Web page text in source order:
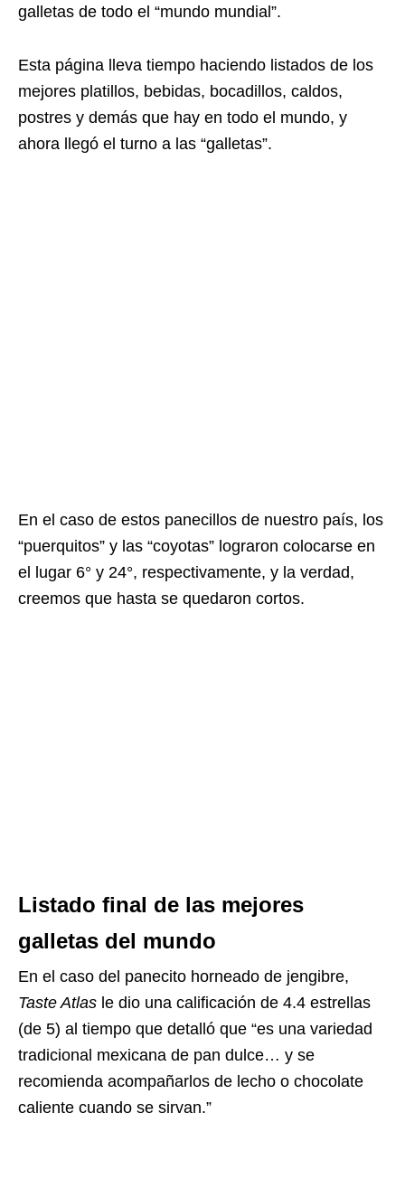
galletas de todo el “mundo mundial”.
Esta página lleva tiempo haciendo listados de los
mejores platillos, bebidas, bocadillos, caldos,
postres y demás que hay en todo el mundo, y
ahora llegó el turno a las “galletas”.
En el caso de estos panecillos de nuestro país, los
“puerquitos” y las “coyotas” lograron colocarse en
el lugar 6° y 24°, respectivamente, y la verdad,
creemos que hasta se quedaron cortos.
Listado final de las mejores
galletas del mundo
En el caso del panecito horneado de jengibre,
Taste Atlas le dio una calificación de 4.4 estrellas
(de 5) al tiempo que detalló que “es una variedad
tradicional mexicana de pan dulce… y se
recomienda acompañarlos de lecho o chocolate
caliente cuando se sirvan.”